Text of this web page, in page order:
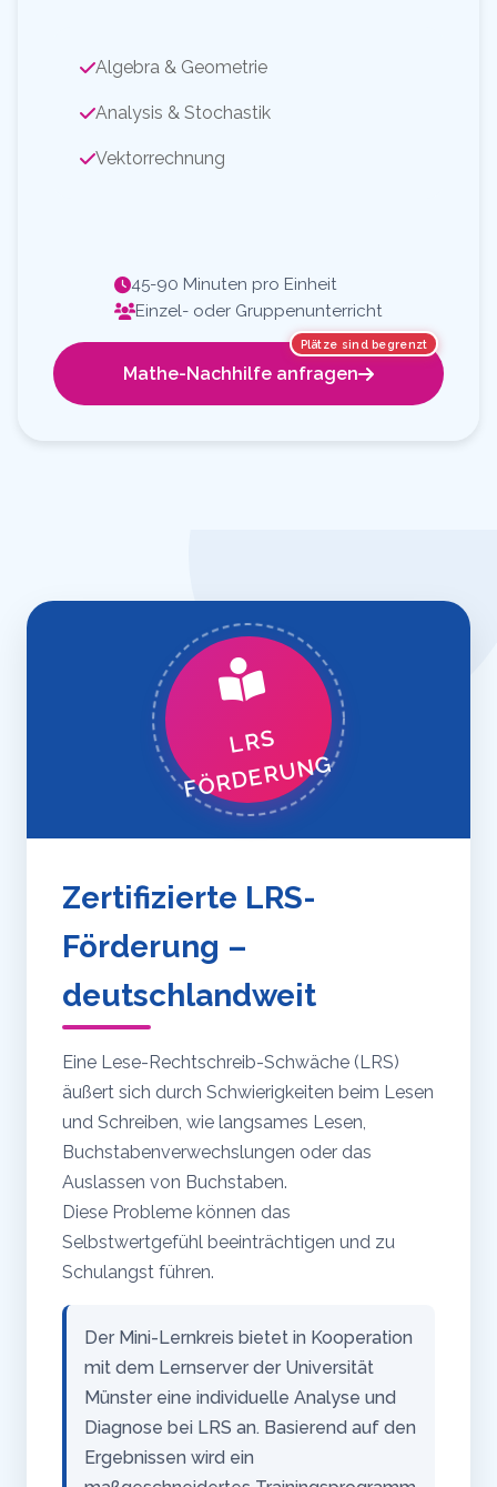
Algebra & Geometrie
Analysis & Stochastik
Vektorrechnung
45-90 Minuten pro Einheit
Einzel- oder Gruppenunterricht
Plätze sind begrenzt
Mathe-Nachhilfe anfragen
LRS
FÖRDERUNG
Zertifizierte LRS-
Förderung –
deutschlandweit
Eine Lese-Rechtschreib-Schwäche (LRS)
äußert sich durch Schwierigkeiten beim Lesen
und Schreiben, wie langsames Lesen,
Buchstabenverwechslungen oder das
Auslassen von Buchstaben.
Diese Probleme können das
Selbstwertgefühl beeinträchtigen und zu
Schulangst führen.
Der Mini-Lernkreis bietet in Kooperation
mit dem Lernserver der Universität
Münster eine individuelle Analyse und
Diagnose bei LRS an. Basierend auf den
Ergebnissen wird ein